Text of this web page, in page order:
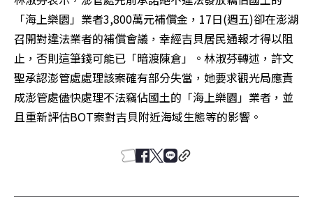
「海上樂園」業者3,800萬元補償金，17日(週五)卻在澎湖
召開對違法業者的補償會議，幸經吉貝居民通報才得以阻
止，否則這筆錢可能已「暗渡陳倉」。林淑芬轉述，許文
聖承認澎管處處理該案確有部分失當，她要求觀光局應責
成澎管處儘快處理不法竊佔國土的「海上樂園」業者，並
且重新評估BOT案對吉貝附近海域生態等的影響。